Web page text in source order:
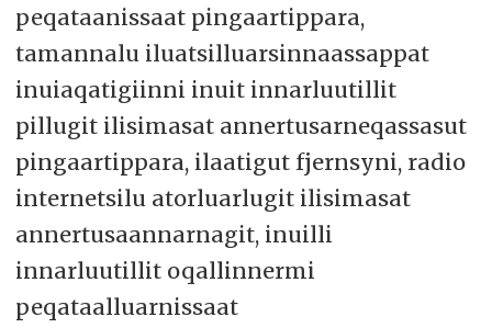
peqataanissaat pingaartippara,
tamannalu iluatsilluarsinnaassappat
inuiaqatigiinni inuit innarluutillit
pillugit ilisimasat annertusarneqassasut
pingaartippara, ilaatigut fjernsyni, radio
internetsilu atorluarlugit ilisimasat
annertusaannarnagit, inuilli
innarluutillit oqallinnermi
peqataalluarnissaat